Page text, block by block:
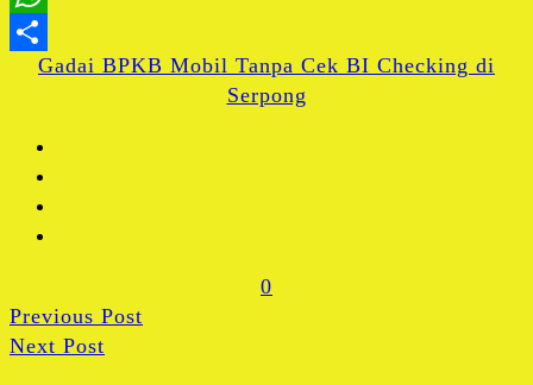
Share
Gadai BPKB Mobil Tanpa Cek BI Checking di
Serpong
0
Previous Post
Next Post